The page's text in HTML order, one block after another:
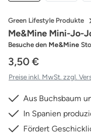
Green Lifestyle Produkte
Me&Mine Mini-Jo-
Besuche den Me&Mine
3,50 €
Preise inkl. MwSt. zzgl.
Aus Buchsbaum
In Spanien
Fördert